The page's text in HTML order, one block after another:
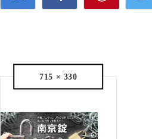
715 × 330